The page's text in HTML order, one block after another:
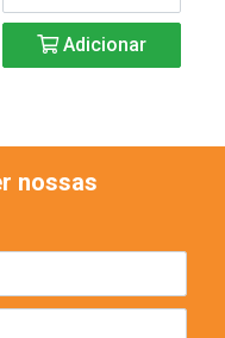
Adicionar
nossas